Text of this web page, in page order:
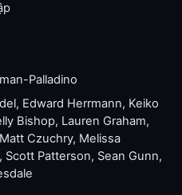
Palladino
, Edward Herrmann, Keiko
Bishop, Lauren Graham,
Matt Czuchry, Melissa
, Scott Patterson, Sean Gunn,